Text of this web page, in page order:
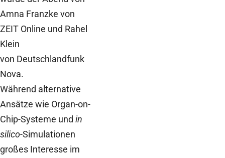
Amna Franzke von
ZEIT Online und Rahel
Klein
von Deutschlandfunk
Nova.
Während alternative
Ansätze wie Organ-on-
Chip-Systeme und in
silico-Simulationen
großes Interesse im